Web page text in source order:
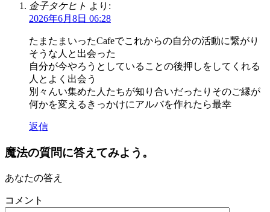
金子タケヒト より:
2026年6月8日 06:28
たまたまいったCafeでこれからの自分の活動に繋がり
そうな人と出会った
自分が今やろうとしていることの後押しをしてくれる
人とよく出会う
別々んい集めた人たちが知り合いだったりそのご縁が
何かを変えるきっかけにアルバを作れたら最幸
返信
魔法の質問に答えてみよう。
あなたの答え
コメント